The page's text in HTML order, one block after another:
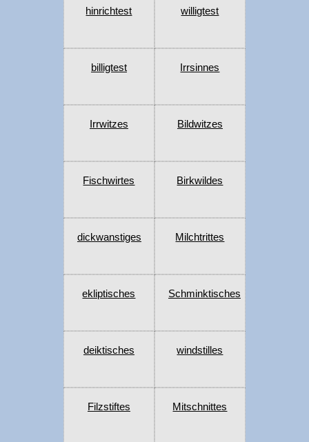
hinrichtest willigtest
billigtest Irrsinnes
Irrwitzes Bildwitzes
Fischwirtes Birkwildes
dickwanstiges Milchtrittes
ekliptisches Schminktisches
deiktisches windstilles
Filzstiftes Mitschnittes